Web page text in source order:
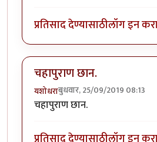
प्रतिसाद देण्यासाठीलॉग इन
चहापुराण छान.
यशोधराबुधवार, 25/09/2019 08:13
चहापुराण छान.